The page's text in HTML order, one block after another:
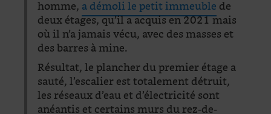
homme, a démoli le petit immeuble de
deux étages, qu’il a acquis en 2021 mais
où il n’a jamais vécu, avec des masses et
des barres à mine.
Résultat, le plancher du premier étage a
sauté, l’escalier est totalement détruit,
les réseaux d’eau et d’électricité sont
anéantis et certains murs du rez-de-